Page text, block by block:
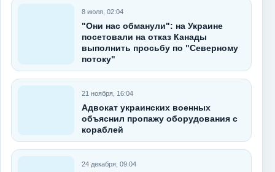
8 июля, 02:04
"Они нас обманули": на Украине
посетовали на отказ Канады
выполнить просьбу по "Северному
потоку"
21 ноября, 16:04
Адвокат украинских военных
объяснил пропажу оборудования с
кораблей
24 декабря, 09:04